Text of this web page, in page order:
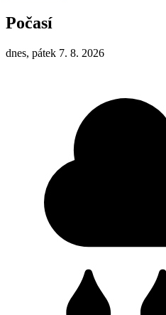
Počasí
dnes, pátek 7. 8. 2026